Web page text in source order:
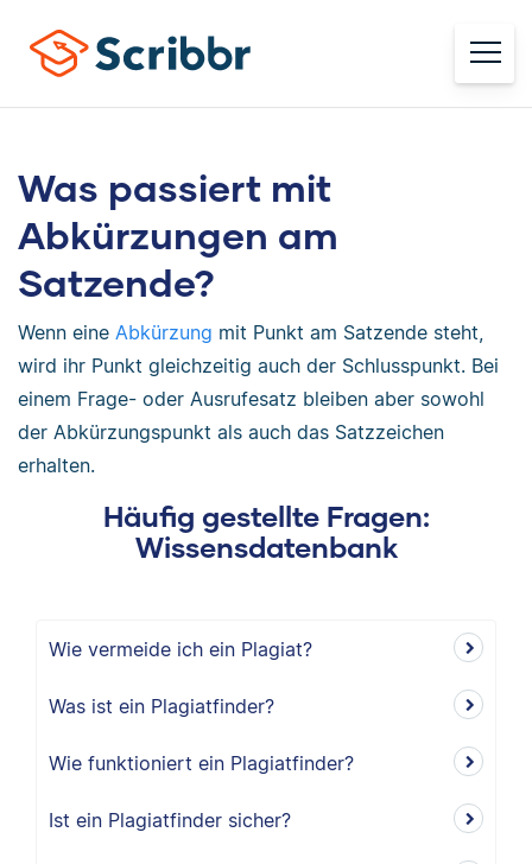
Was passiert mit
Abkürzungen am
Satzende?
Wenn eine Abkürzung mit Punkt am Satzende steht,
wird ihr Punkt gleichzeitig auch der Schlusspunkt. Bei
einem Frage- oder Ausrufesatz bleiben aber sowohl
der Abkürzungspunkt als auch das Satzzeichen
erhalten.
Häufig gestellte Fragen:
Wissensdatenbank
Wie vermeide ich ein Plagiat?
Was ist ein Plagiatfinder?
Wie funktioniert ein Plagiatfinder?
Ist ein Plagiatfinder sicher?